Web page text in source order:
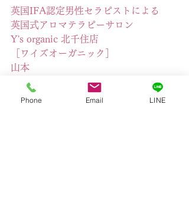
英国IFA認定男性セラピストによる
英国式アロマテラピーサロン
Y's organic 北千住店
［ワイズオーガニック］
山本
＜北千住アロマテラピー専門店＞
＜北千住リンパマッサージ専門店＞
Phone Email LINE